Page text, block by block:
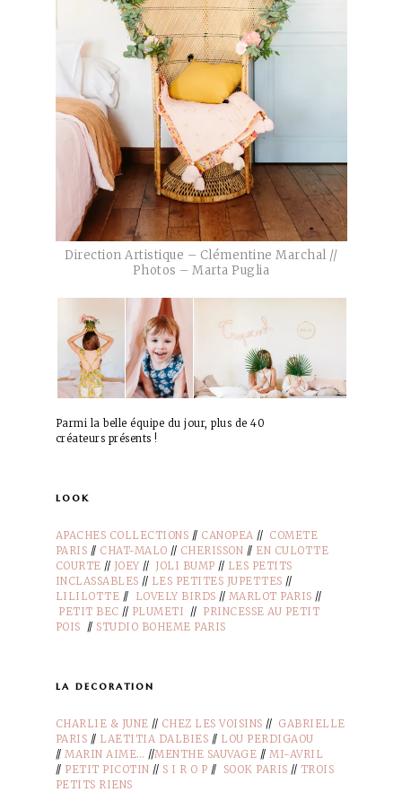
Direction Artistique – Clémentine Marchal //
Photos – Marta Puglia
Parmi la belle équipe du jour, plus de 40
créateurs présents !
look
APACHES COLLECTIONS // CANOPEA // COMETE
PARIS // CHAT-MALO // CHERISSON // EN CULOTTE
COURTE // JOEY // JOLI BUMP // LES PETITS
INCLASSABLES // LES PETITES JUPETTES //
LILILOTTE // LOVELY BIRDS // MARLOT PARIS //
PETIT BEC // PLUMETI // PRINCESSE AU PETIT
POIS // STUDIO BOHEME PARIS
la decoration
CHARLIE & JUNE // CHEZ LES VOISINS // GABRIELLE
PARIS // LAETITIA DALBIES // LOU PERDIGAOU
// MARIN AIME… //MENTHE SAUVAGE // MI-AVRIL
// PETIT PICOTIN // S I R O P // SOOK PARIS // TROIS
PETITS RIENS